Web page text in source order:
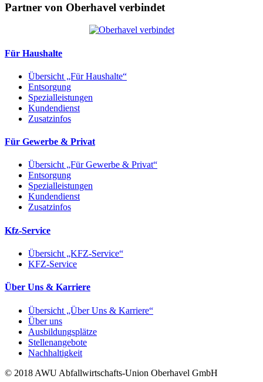
Partner von Oberhavel verbindet
Für Haushalte
Übersicht „Für Haushalte“
Entsorgung
Spezialleistungen
Kundendienst
Zusatzinfos
Für Gewerbe & Privat
Übersicht „Für Gewerbe & Privat“
Entsorgung
Spezialleistungen
Kundendienst
Zusatzinfos
Kfz-Service
Übersicht „KFZ-Service“
KFZ-Service
Über Uns & Karriere
Übersicht „Über Uns & Karriere“
Über uns
Ausbildungsplätze
Stellenangebote
Nachhaltigkeit
© 2018 AWU Abfallwirtschafts-Union Oberhavel GmbH